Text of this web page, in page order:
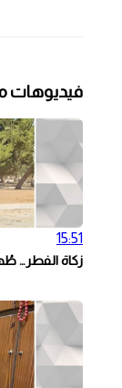
فيديوهات
15:51
زكاة الفطر…